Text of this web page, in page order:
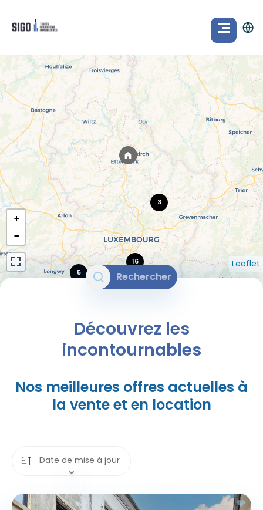
Rechercher
5
16
3
+
−
Leaflet
Découvrez les
incontournables
Nos meilleures offres actuelles à
la vente et en location
Date de mise à jour